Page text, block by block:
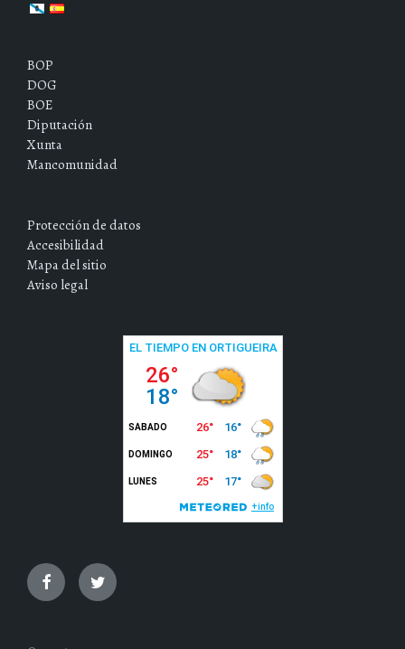
BOP
DOG
BOE
Diputación
Xunta
Mancomunidad
Protección de datos
Accesibilidad
Mapa del sitio
Aviso legal
FacebookTwitter